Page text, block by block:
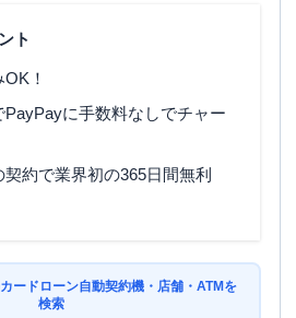
ト
！
PayPayに手数料なしでチャー
約で業界初の365日間無利
ードローン自動契約機・店舗・ATMを
検索